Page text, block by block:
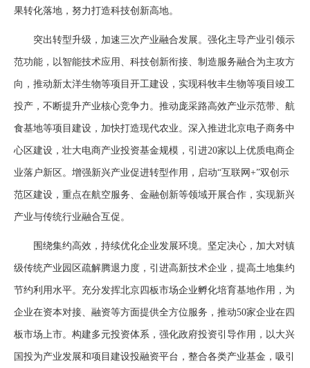
果转化落地，努力打造科技创新高地。
突出转型升级，加速三次产业融合发展。强化主导产业引领示
范功能，以智能技术应用、科技创新衔接、制造服务融合为主攻方
向，推动新太洋生物等项目开工建设，实现科牧丰生物等项目竣工
投产，不断提升产业核心竞争力。推动庞采路高效产业示范带、航
食基地等项目建设，加快打造现代农业。深入推进北京电子商务中
心区建设，壮大电商产业投资基金规模，引进20家以上优质电商企
业落户新区。增强新兴产业促进转型作用，启动“互联网+”双创示
范区建设，重点在航空服务、金融创新等领域开展合作，实现新兴
产业与传统行业融合互促。
围绕集约高效，持续优化企业发展环境。坚定决心，加大对镇
级传统产业园区疏解腾退力度，引进高新技术企业，提高土地集约
节约利用水平。充分发挥北京四板市场企业孵化培育基地作用，为
企业在资本对接、融资等方面提供全方位服务，推动50家企业在四
板市场上市。构建多元投资体系，强化政府投资引导作用，以大兴
国投为产业发展和项目建设投融资平台，整合各类产业基金，吸引